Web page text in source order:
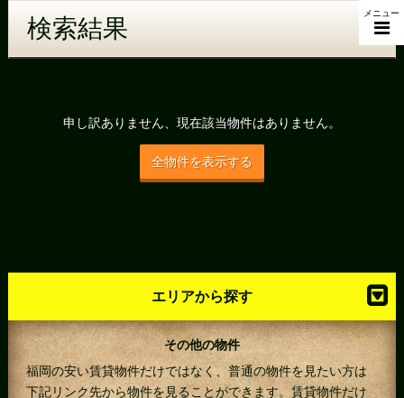
メニュー
エリアから探す
その他の物件
福岡の安い賃貸物件だけではなく、普通の物件を見たい方は
下記リンク先から物件を見ることができます。賃貸物件だけ
検索結果
申し訳ありません、現在該当物件はありません。
全物件を表示する